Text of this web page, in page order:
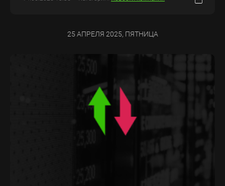
25 АПРЕЛЯ 2025, ПЯТНИЦА